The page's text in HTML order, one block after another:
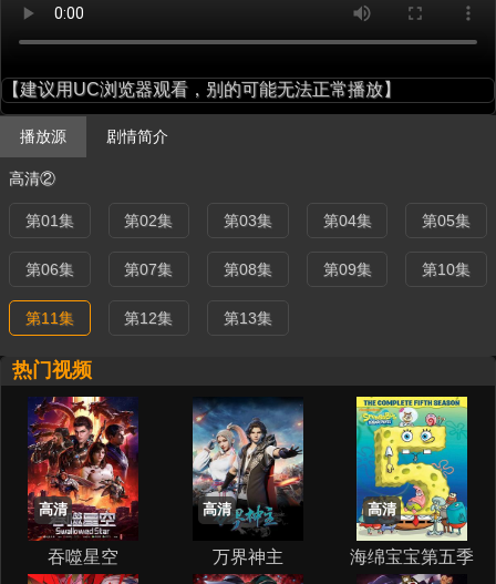
【建议用UC浏览器观看，别的可能无法正常播放】
播放源 剧情简介
高清②
第01集 第02集 第03集 第04集 第05集
第06集 第07集 第08集 第09集 第10集
第11集 第12集 第13集
热门视频
高清
吞噬星空
高清
万界神主
高清
海绵宝宝第五季